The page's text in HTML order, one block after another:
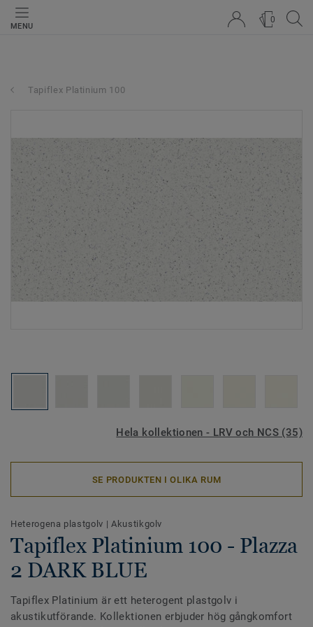
MENU
0
Tapiflex Platinium 100
Hela kollektionen - LRV och NCS (35)
SE PRODUKTEN I OLIKA RUM
Heterogena plastgolv | Akustikgolv
Tapiflex Platinium 100 - Plazza
2 DARK BLUE
Tapiflex Platinium är ett heterogent plastgolv i
akustikutförande. Kollektionen erbjuder hög gångkomfort